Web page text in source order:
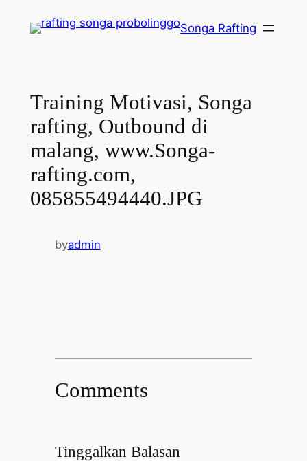
Songa Rafting
Training Motivasi, Songa
rafting, Outbound di
malang, www.Songa-
rafting.com,
085855494440.JPG
byadmin
Comments
Tinggalkan Balasan